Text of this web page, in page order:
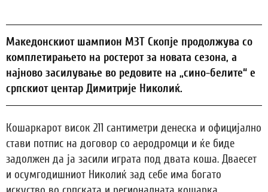
Македонскиот шампион МЗТ Скопје продолжува со
комплетирањето на ростерот за новата сезона, а
најново засилување во редовите на „сино-белите“ е
српскиот центар Димитрије Николиќ.
Кошаркарот висок 211 сантиметри денеска и официјално
стави потпис на договор со аеродромци и ќе биде
задолжен да ја засили играта под двата коша. Дваесет
и осумгодишниот Николиќ зад себе има богато